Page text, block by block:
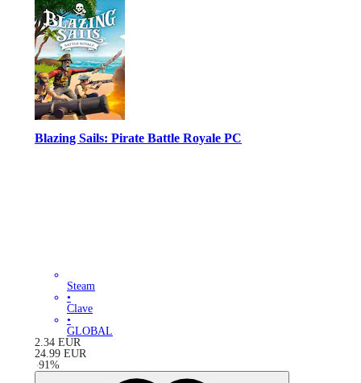
Blazing Sails: Pirate Battle Royale PC
Steam
•
Clave
•
GLOBAL
2.34 EUR
24.99 EUR
-91 %